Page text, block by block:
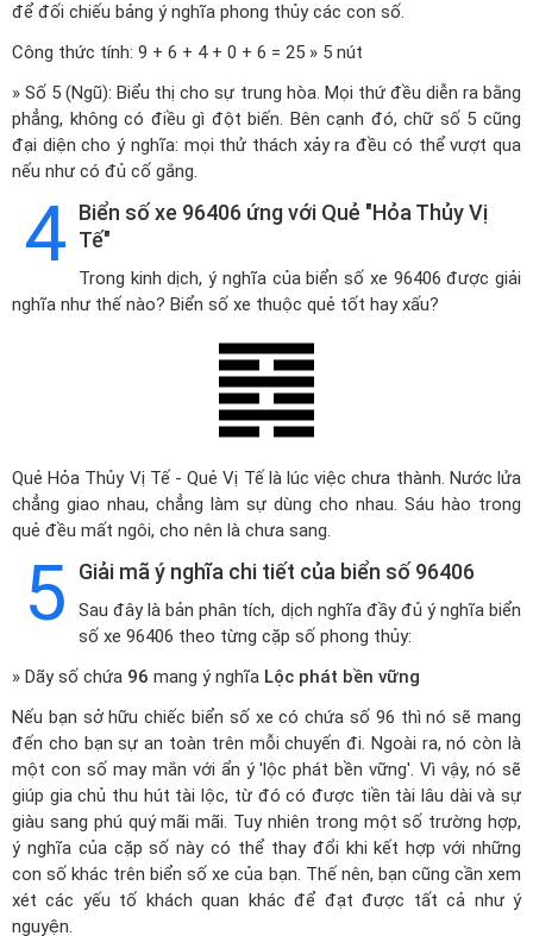
để đối chiếu bảng ý nghĩa phong thủy các con số.
Công thức tính: 9 + 6 + 4 + 0 + 6 = 25 » 5 nút
» Số 5 (Ngũ): Biểu thị cho sự trung hòa. Mọi thứ đều diễn ra bằng
phẳng, không có điều gì đột biến. Bên cạnh đó, chữ số 5 cũng
đại diện cho ý nghĩa: mọi thử thách xảy ra đều có thể vượt qua
nếu như có đủ cố gắng.
4 Biển số xe 96406 ứng với Quẻ "Hỏa Thủy Vị
Tế"
Trong kinh dịch, ý nghĩa của biển số xe 96406 được giải
nghĩa như thế nào? Biển số xe thuộc quẻ tốt hay xấu?
Quẻ Hỏa Thủy Vị Tế - Quẻ Vị Tế là lúc việc chưa thành. Nước lửa
chẳng giao nhau, chẳng làm sự dùng cho nhau. Sáu hào trong
quẻ đều mất ngôi, cho nên là chưa sang.
5 Giải mã ý nghĩa chi tiết của biển số 96406
Sau đây là bản phân tích, dịch nghĩa đầy đủ ý nghĩa biển
số xe 96406 theo từng cặp số phong thủy:
» Dãy số chứa 96 mang ý nghĩa Lộc phát bền vững
Nếu bạn sở hữu chiếc biển số xe có chứa số 96 thì nó sẽ mang
đến cho bạn sự an toàn trên mỗi chuyến đi. Ngoài ra, nó còn là
một con số may mắn với ẩn ý 'lộc phát bền vững'. Vì vậy, nó sẽ
giúp gia chủ thu hút tài lộc, từ đó có được tiền tài lâu dài và sự
giàu sang phú quý mãi mãi. Tuy nhiên trong một số trường hợp,
ý nghĩa của cặp số này có thể thay đổi khi kết hợp với những
con số khác trên biển số xe của bạn. Thế nên, bạn cũng cần xem
xét các yếu tố khách quan khác để đạt được tất cả như ý
nguyện.